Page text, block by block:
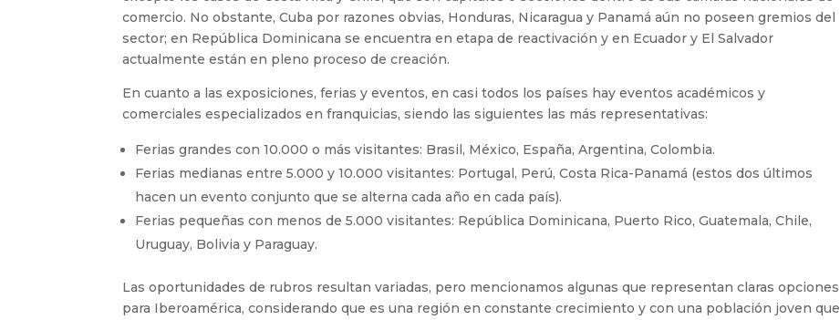
comercio. No obstante, Cuba por razones obvias, Honduras, Nicaragua y Panamá aún no poseen gremios del
sector; en República Dominicana se encuentra en etapa de reactivación y en Ecuador y El Salvador
actualmente están en pleno proceso de creación.
En cuanto a las exposiciones, ferias y eventos, en casi todos los países hay eventos académicos y
comerciales especializados en franquicias, siendo las siguientes las más representativas:
Ferias grandes con 10.000 o más visitantes: Brasil, México, España, Argentina, Colombia.
Ferias medianas entre 5.000 y 10.000 visitantes: Portugal, Perú, Costa Rica-Panamá (estos dos últimos
hacen un evento conjunto que se alterna cada año en cada país).
Ferias pequeñas con menos de 5.000 visitantes: República Dominicana, Puerto Rico, Guatemala, Chile,
Uruguay, Bolivia y Paraguay.
Las oportunidades de rubros resultan variadas, pero mencionamos algunas que representan claras opciones
para Iberoamérica, considerando que es una región en constante crecimiento y con una población joven que